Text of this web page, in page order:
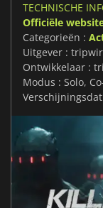
TECHNISCHE
Officiële
Categorieën :
Uitgever :
Ontwikkelaar :
Modus : Solo,